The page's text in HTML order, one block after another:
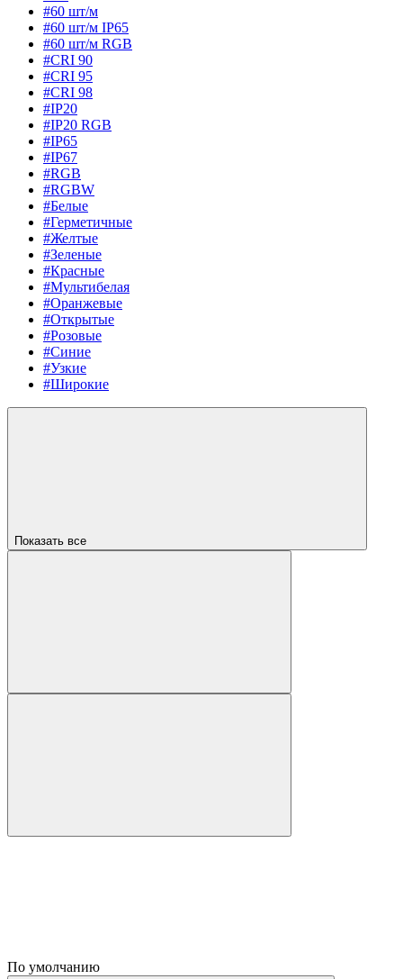
#60 шт/м
#60 шт/м IP65
#60 шт/м RGB
#CRI 90
#CRI 95
#CRI 98
#IP20
#IP20 RGB
#IP65
#IP67
#RGB
#RGBW
#Белые
#Герметичные
#Желтые
#Зеленые
#Красные
#Мультибелая
#Оранжевые
#Открытые
#Розовые
#Синие
#Узкие
#Широкие
Показать все
По умолчанию